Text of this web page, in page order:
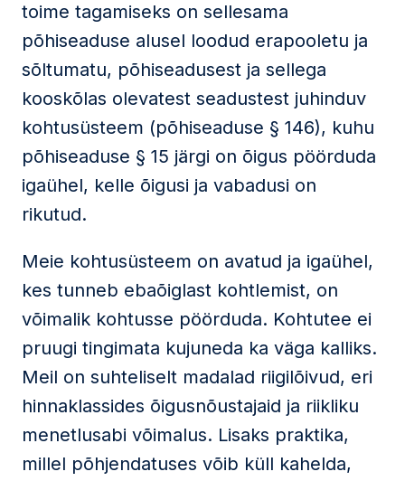
toime tagamiseks on sellesama
põhiseaduse alusel loodud erapooletu ja
sõltumatu, põhiseadusest ja sellega
kooskõlas olevatest seadustest juhinduv
kohtusüsteem (põhiseaduse § 146), kuhu
põhiseaduse § 15 järgi on õigus pöörduda
igaühel, kelle õigusi ja vabadusi on
rikutud.
Meie kohtusüsteem on avatud ja igaühel,
kes tunneb ebaõiglast kohtlemist, on
võimalik kohtusse pöörduda. Kohtutee ei
pruugi tingimata kujuneda ka väga kalliks.
Meil on suhteliselt madalad riigilõivud, eri
hinnaklassides õigusnõustajaid ja riikliku
menetlusabi võimalus. Lisaks praktika,
millel põhjendatuses võib küll kahelda,